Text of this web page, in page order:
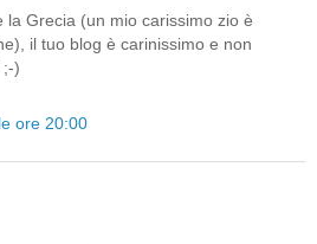
la Grecia (un mio carissimo zio è
il tuo blog è carinissimo e non
;-)
ore 20:00